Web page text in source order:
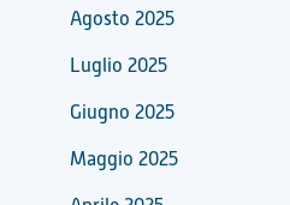
Agosto 2025
Luglio 2025
Giugno 2025
Maggio 2025